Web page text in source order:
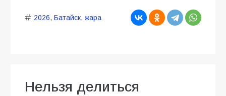
2026, Батайск, жара
Нельзя делиться